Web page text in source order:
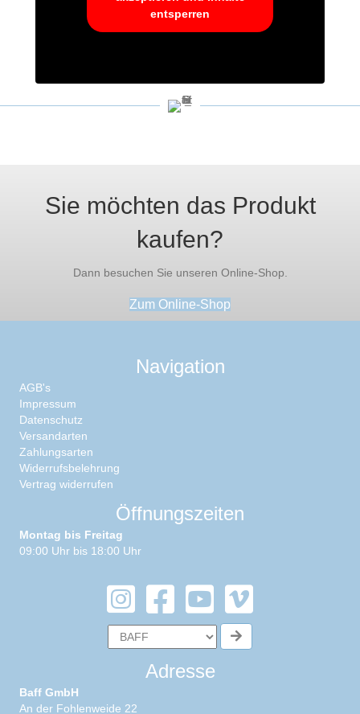
entsperren
Sie möchten das Produkt
kaufen?
Dann besuchen Sie unseren Online-Shop.
Zum Online-Shop
Navigation
AGB's
Impressum
Datenschutz
Versandarten
Zahlungsarten
Widerrufsbelehrung
Vertrag widerrufen
Öffnungszeiten
Montag bis Freitag
09:00 Uhr bis 18:00 Uhr
Adresse
Baff GmbH
An der Fohlenweide 22